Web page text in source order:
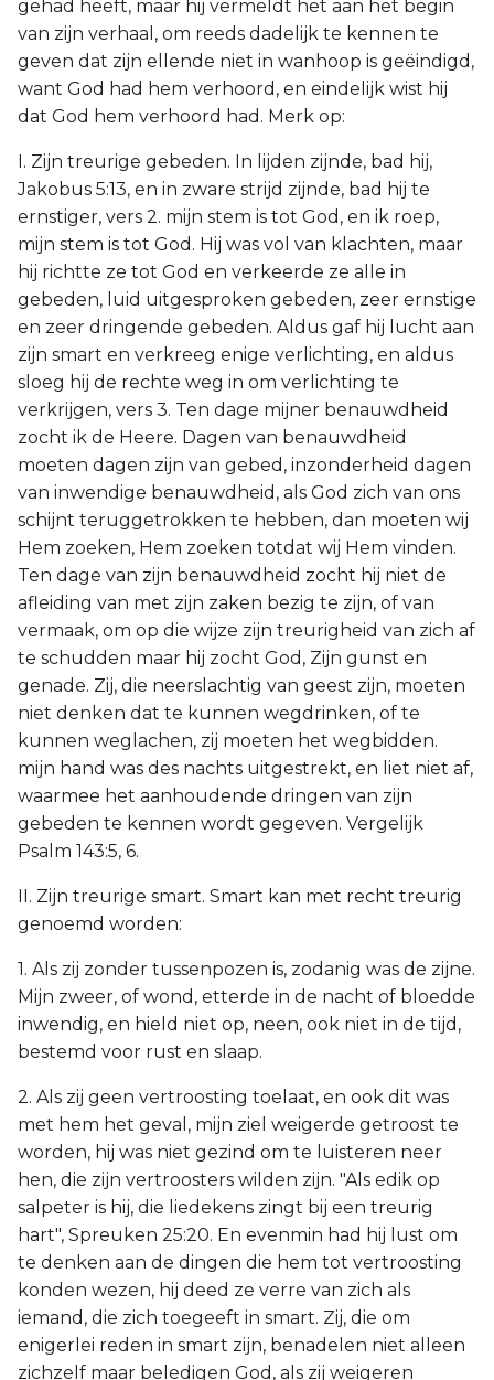
gehad heeft, maar hij vermeldt het aan het begin
van zijn verhaal, om reeds dadelijk te kennen te
geven dat zijn ellende niet in wanhoop is geëindigd,
want God had hem verhoord, en eindelijk wist hij
dat God hem verhoord had. Merk op:
I. Zijn treurige gebeden. In lijden zijnde, bad hij,
Jakobus 5:13, en in zware strijd zijnde, bad hij te
ernstiger, vers 2. mijn stem is tot God, en ik roep,
mijn stem is tot God. Hij was vol van klachten, maar
hij richtte ze tot God en verkeerde ze alle in
gebeden, luid uitgesproken gebeden, zeer ernstige
en zeer dringende gebeden. Aldus gaf hij lucht aan
zijn smart en verkreeg enige verlichting, en aldus
sloeg hij de rechte weg in om verlichting te
verkrijgen, vers 3. Ten dage mijner benauwdheid
zocht ik de Heere. Dagen van benauwdheid
moeten dagen zijn van gebed, inzonderheid dagen
van inwendige benauwdheid, als God zich van ons
schijnt teruggetrokken te hebben, dan moeten wij
Hem zoeken, Hem zoeken totdat wij Hem vinden.
Ten dage van zijn benauwdheid zocht hij niet de
afleiding van met zijn zaken bezig te zijn, of van
vermaak, om op die wijze zijn treurigheid van zich af
te schudden maar hij zocht God, Zijn gunst en
genade. Zij, die neerslachtig van geest zijn, moeten
niet denken dat te kunnen wegdrinken, of te
kunnen weglachen, zij moeten het wegbidden.
mijn hand was des nachts uitgestrekt, en liet niet af,
waarmee het aanhoudende dringen van zijn
gebeden te kennen wordt gegeven. Vergelijk
Psalm 143:5, 6.
II. Zijn treurige smart. Smart kan met recht treurig
genoemd worden:
1. Als zij zonder tussenpozen is, zodanig was de zijne.
Mijn zweer, of wond, etterde in de nacht of bloedde
inwendig, en hield niet op, neen, ook niet in de tijd,
bestemd voor rust en slaap.
2. Als zij geen vertroosting toelaat, en ook dit was
met hem het geval, mijn ziel weigerde getroost te
worden, hij was niet gezind om te luisteren neer
hen, die zijn vertroosters wilden zijn. "Als edik op
salpeter is hij, die liedekens zingt bij een treurig
hart", Spreuken 25:20. En evenmin had hij lust om
te denken aan de dingen die hem tot vertroosting
konden wezen, hij deed ze verre van zich als
iemand, die zich toegeeft in smart. Zij, die om
enigerlei reden in smart zijn, benadelen niet alleen
zichzelf maar beledigen God, als zij weigeren